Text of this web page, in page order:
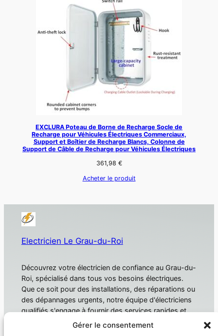
Gérer le consentement
EXCLURA Poteau de Borne de Recharge Socle de
Recharge pour Véhicules Électriques Commerciaux,
Support et Boîtier de Recharge Blancs, Colonne de
Support de Câble de Recharge pour Véhicules Électriques
361,98 €
Acheter le produit
Electricien Le Grau-du-Roi
Découvrez votre électricien de confiance au Grau-du-
Roi, spécialisé dans tous vos besoins électriques.
Que ce soit pour des installations, des réparations ou
des dépannages urgents, notre équipe d'électriciens
qualifiés s'engage à fournir des services rapides et
fiables. Électricien Le Grau-du-Roi